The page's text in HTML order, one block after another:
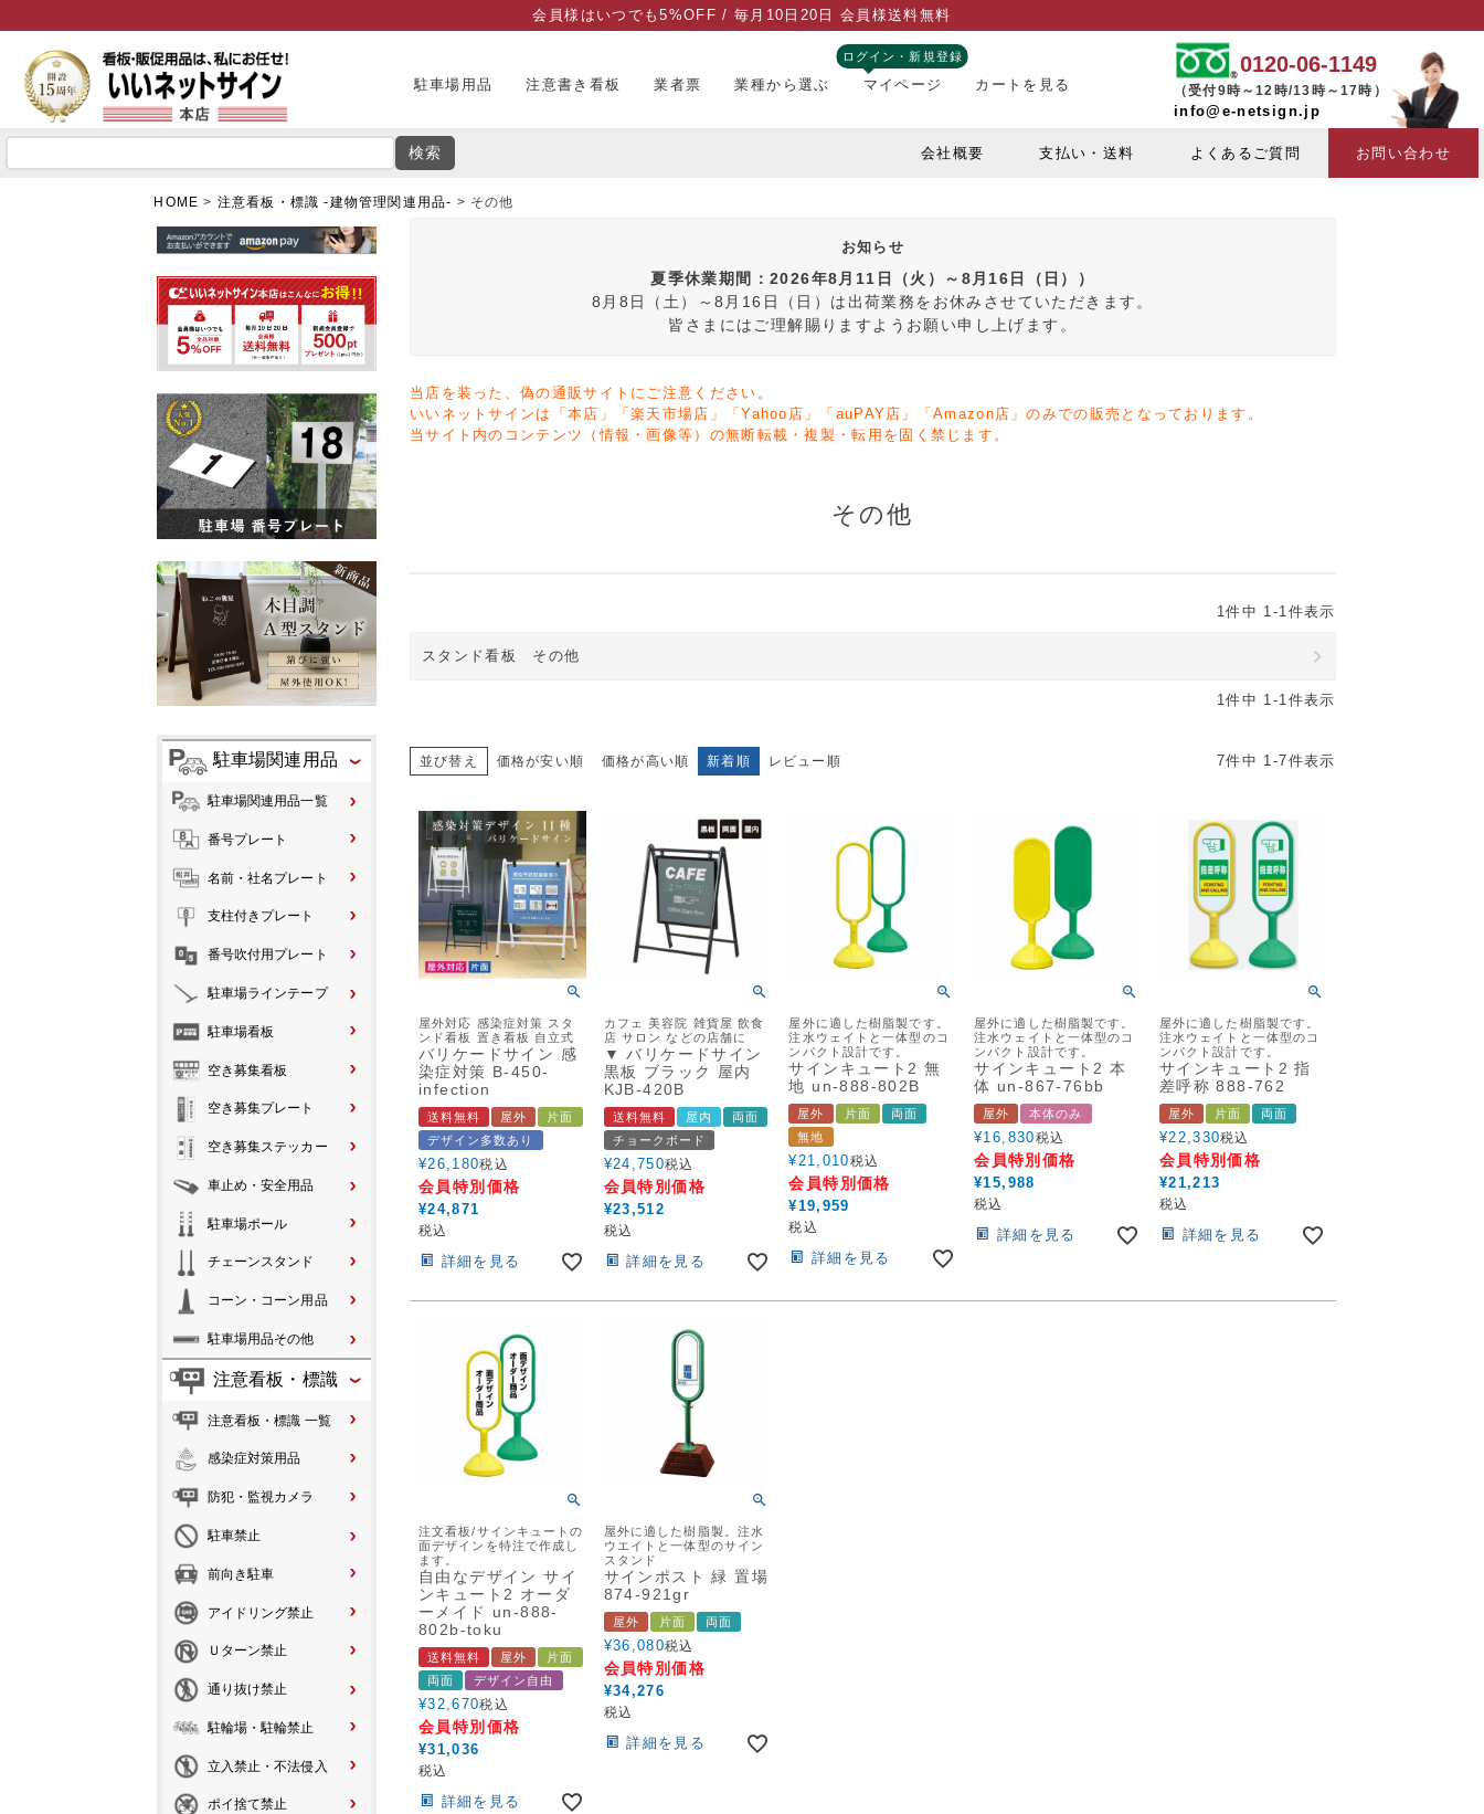
会員様はいつでも5%OFF / 毎月10日20日 会員様送料無料
駐車場用品 注意書き看板 業者票 業種から選ぶ
ログイン・新規登録
マイページ カートを見る
0120-06-1149
（受付9時～12時/13時～17時）
info@e-netsign.jp
検索 会社概要 支払い・送料 よくあるご質問 お問い合わせ
HOME 注意看板・標識 -建物管理関連用品- その他
駐車場関連用品
駐車場関連用品一覧
番号プレート
名前・社名プレート
支柱付きプレート
番号吹付用プレート
駐車場ラインテープ
駐車場看板
空き募集看板
空き募集プレート
空き募集ステッカー
車止め・安全用品
駐車場ポール
チェーンスタンド
コーン・コーン用品
駐車場用品その他
注意看板・標識
注意看板・標識 一覧
感染症対策用品
防犯・監視カメラ
駐車禁止
前向き駐車
アイドリング禁止
Ｕターン禁止
通り抜け禁止
駐輪場・駐輪禁止
立入禁止・不法侵入
ポイ捨て禁止
お知らせ
夏季休業期間：2026年8月11日（火）～8月16日（日））
8月8日（土）～8月16日（日）は出荷業務をお休みさせていただきます。
皆さまにはご理解賜りますようお願い申し上げます。
当店を装った、偽の通販サイトにご注意ください。
いいネットサインは「本店」「楽天市場店」「Yahoo店」「auPAY店」「Amazon店」のみでの販売となっております。
当サイト内のコンテンツ（情報・画像等）の無断転載・複製・転用を固く禁じます。
その他
1件中 1-1件表示
スタンド看板 その他
1件中 1-1件表示
並び替え 価格が安い順 価格が高い順 新着順 レビュー順 7件中 1-7件表示
屋外対応 感染症対策 スタ
ンド看板 置き看板 自立式
バリケードサイン 感
染症対策 B-450-
infection
送料無料 屋外
片面
デザイン多数あり
¥26,180税込
会員特別価格
¥24,871
税込
詳細を見る
カフェ 美容院 雑貨屋 飲食
店 サロン などの店舗に
▼ バリケードサイン
黒板 ブラック 屋内
KJB-420B
送料無料 屋内
両面
チョークボード
¥24,750税込
会員特別価格
¥23,512
税込
詳細を見る
屋外に適した樹脂製です。
注水ウェイトと一体型のコ
ンパクト設計です。
サインキュート2 無
地 un-888-802B
屋外 片面
両面
無地
¥21,010税込
会員特別価格
¥19,959
税込
詳細を見る
屋外に適した樹脂製です。
注水ウェイトと一体型のコ
ンパクト設計です。
サインキュート2 本
体 un-867-76bb
屋外 本体のみ
¥16,830税込
会員特別価格
¥15,988
税込
詳細を見る
屋外に適した樹脂製です。
注水ウェイトと一体型のコ
ンパクト設計です。
サインキュート2 指
差呼称 888-762
屋外 片面 両面
¥22,330税込
会員特別価格
¥21,213
税込
詳細を見る
注文看板/サインキュートの
面デザインを特注で作成し
ます。
自由なデザイン サイ
ンキュート2 オーダ
ーメイド un-888-
802b-toku
送料無料 屋外
片面
両面
デザイン自由
¥32,670税込
会員特別価格
¥31,036
税込
詳細を見る
屋外に適した樹脂製。注水
ウエイトと一体型のサイン
スタンド
サインポスト 緑 置場
874-921gr
屋外 片面 両面
¥36,080税込
会員特別価格
¥34,276
税込
詳細を見る